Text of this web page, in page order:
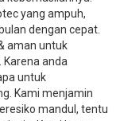
yang ampuh,
dengan cepat.
aman untuk
anda
untuk
Kami menjamin
mandul, tentu